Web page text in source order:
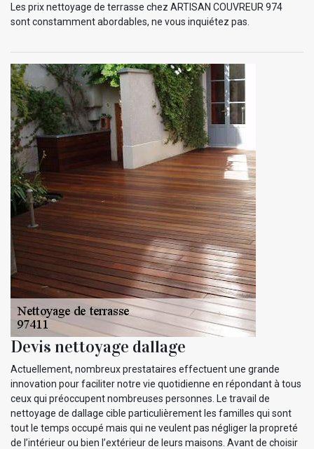
Les prix nettoyage de terrasse chez ARTISAN COUVREUR 974
sont constamment abordables, ne vous inquiétez pas.
Devis nettoyage dallage
Actuellement, nombreux prestataires effectuent une grande
innovation pour faciliter notre vie quotidienne en répondant à tous
ceux qui préoccupent nombreuses personnes. Le travail de
nettoyage de dallage cible particulièrement les familles qui sont
tout le temps occupé mais qui ne veulent pas négliger la propreté
de l’intérieur ou bien l’extérieur de leurs maisons. Avant de choisir